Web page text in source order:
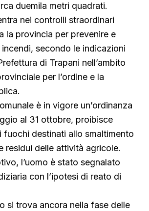
duemila metri quadrati.
nei controlli straordinari
la provincia per prevenire e
secondo le indicazioni
di Trapani nell’ambito
per l’ordine e la
è in vigore un’ordinanza
al 31 ottobre, proibisce
fuochi destinati allo smaltimento
residui delle attività agricole.
l’uomo è stato segnalato
con l’ipotesi di reato di
si trova ancora nella fase delle